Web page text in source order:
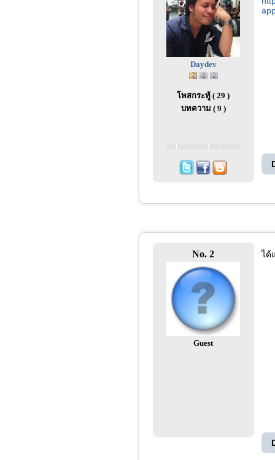
Daydev
โพสกระทู้ ( 29 )
บทความ ( 9 )
No. 2
Guest
ได้